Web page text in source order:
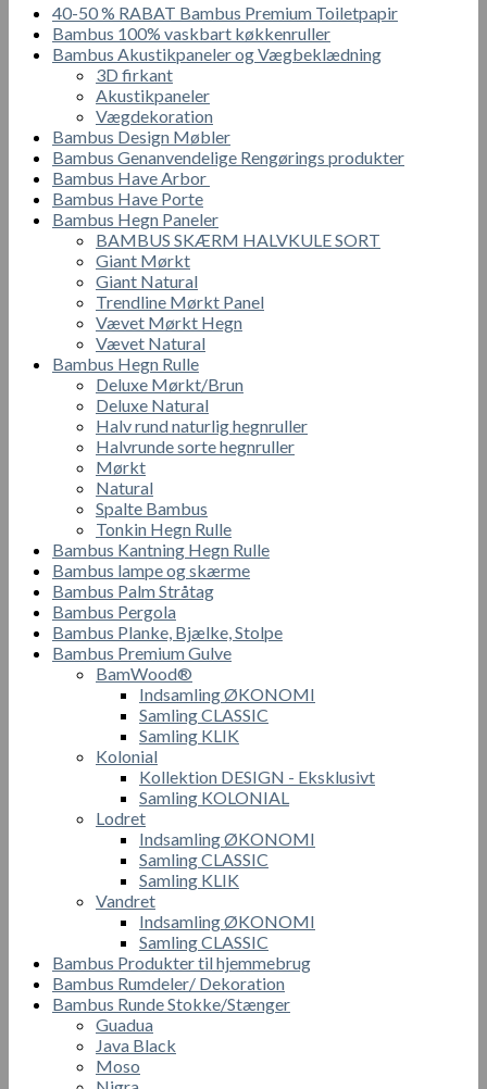
40-50 % RABAT Bambus Premium Toiletpapir
Bambus 100% vaskbart køkkenruller
Bambus Akustikpaneler og Vægbeklædning
3D firkant
Akustikpaneler
Vægdekoration
Bambus Design Møbler
Bambus Genanvendelige Rengørings produkter
Bambus Have Arbor
Bambus Have Porte
Bambus Hegn Paneler
BAMBUS SKÆRM HALVKULE SORT
Giant Mørkt
Giant Natural
Trendline Mørkt Panel
Vævet Mørkt Hegn
Vævet Natural
Bambus Hegn Rulle
Deluxe Mørkt/Brun
Deluxe Natural
Halv rund naturlig hegnruller
Halvrunde sorte hegnruller
Mørkt
Natural
Spalte Bambus
Tonkin Hegn Rulle
Bambus Kantning Hegn Rulle
Bambus lampe og skærme
Bambus Palm Stråtag
Bambus Pergola
Bambus Planke, Bjælke, Stolpe
Bambus Premium Gulve
BamWood®
Indsamling ØKONOMI
Samling CLASSIC
Samling KLIK
Kolonial
Kollektion DESIGN - Eksklusivt
Samling KOLONIAL
Lodret
Indsamling ØKONOMI
Samling CLASSIC
Samling KLIK
Vandret
Indsamling ØKONOMI
Samling CLASSIC
Bambus Produkter til hjemmebrug
Bambus Rumdeler/ Dekoration
Bambus Runde Stokke/Stænger
Guadua
Java Black
Moso